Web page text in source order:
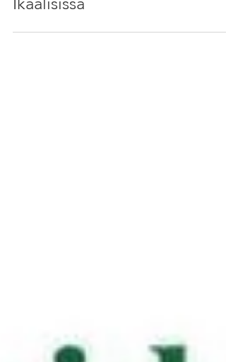
15.3. keskustelutilaisuus
Ikaalisissa